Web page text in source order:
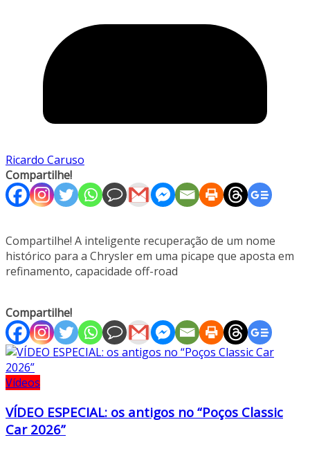
Ricardo Caruso
Compartilhe!
Compartilhe! A inteligente recuperação de um nome
histórico para a Chrysler em uma picape que aposta em
refinamento, capacidade off-road
Compartilhe!
Vídeos
VÍDEO ESPECIAL: os antigos no “Poços Classic
Car 2026”